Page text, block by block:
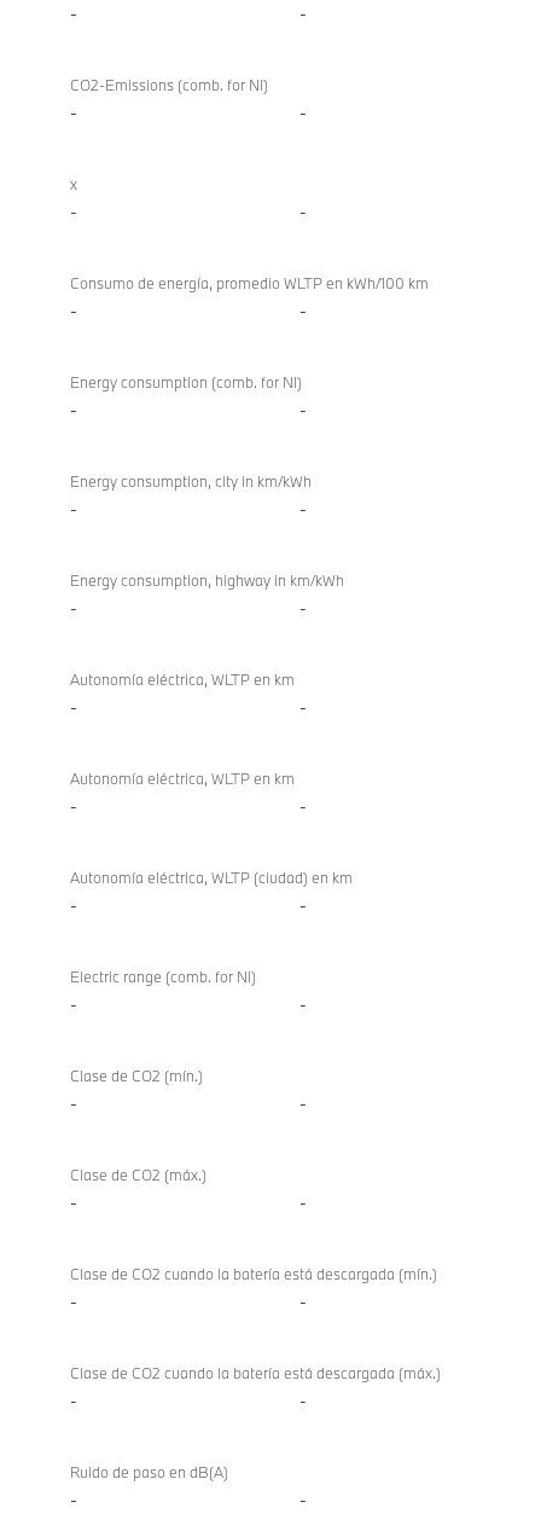
- -
CO2-Emissions (comb. for NI)
- -
x
- -
Consumo de energía, promedio WLTP en kWh/100 km
- -
Energy consumption (comb. for NI)
- -
Energy consumption, city in km/kWh
- -
Energy consumption, highway in km/kWh
- -
Autonomía eléctrica, WLTP en km
- -
Autonomía eléctrica, WLTP en km
- -
Autonomía eléctrica, WLTP (ciudad) en km
- -
Electric range (comb. for NI)
- -
Clase de CO2 (mín.)
- -
Clase de CO2 (máx.)
- -
Clase de CO2 cuando la batería está descargada (mín.)
- -
Clase de CO2 cuando la batería está descargada (máx.)
- -
Ruido de paso en dB(A)
- -